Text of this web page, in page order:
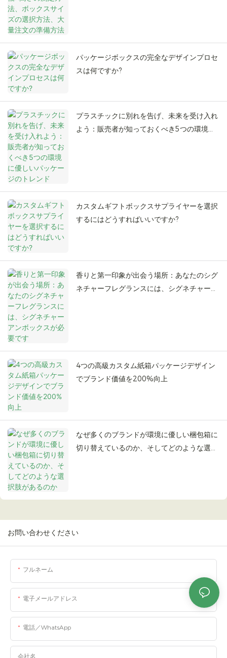
パッケージボックスの完全なデザインプロセ
スは何ですか?
プラスチックに別れを告げ、未来を受け入れ
よう：販売者が知っておくべき5つの環境に
カスタムギフトボックスサプライヤーを選択
するにはどうすればいいですか?
香りと第一印象が出会う場所：あなたのシグ
ネチャーフレグランスには、シグネチャーア
4つの高級カスタム紙箱パッケージデザイン
でブランド価値を200%向上
なぜ多くのブランドが環境に優しい梱包箱に
切り替えているのか、そしてどのような選択
お問い合わせください
フルネーム
電子メールアドレス
電話／WhatsApp
会社名